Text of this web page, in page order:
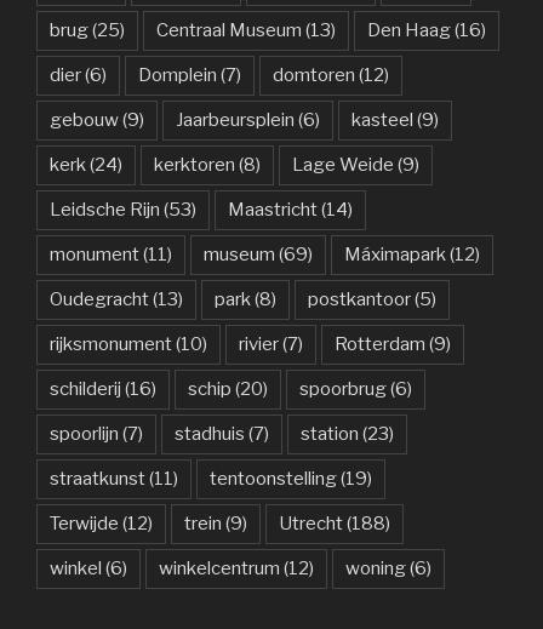
brug(25) Centraal Museum (13) Den Haag(16)
dier(6) Domplein (7) domtoren (12)
gebouw(9) Jaarbeursplein (6) kasteel (9)
kerk(24) kerktoren (8) Lage Weide (9)
Leidsche Rijn (53) Maastricht(14)
monument(11) museum (69) Máximapark(12)
Oudegracht(13) park(8) postkantoor(5)
rijksmonument(10) rivier(7) Rotterdam (9)
schilderij (16) schip (20) spoorbrug(6)
spoorlijn (7) stadhuis (7) station (23)
straatkunst(11) tentoonstelling(19)
Terwijde (12) trein (9) Utrecht(188)
winkel (6) winkelcentrum (12) woning(6)